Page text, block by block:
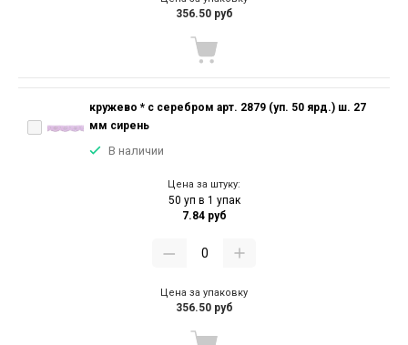
356.50 руб
кружево * с серебром арт. 2879 (уп. 50 ярд.) ш. 27
мм сирень
В наличии
Цена за штуку:
50 уп в 1 упак
7.84 руб
Цена за упаковку
356.50 руб